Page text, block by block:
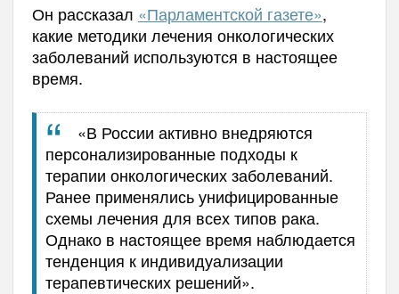
Он рассказал «Парламентской газете»,
какие методики лечения онкологических
заболеваний используются в настоящее
время.
«В России активно внедряются
персонализированные подходы к
терапии онкологических заболеваний.
Ранее применялись унифицированные
схемы лечения для всех типов рака.
Однако в настоящее время наблюдается
тенденция к индивидуализации
терапевтических решений».